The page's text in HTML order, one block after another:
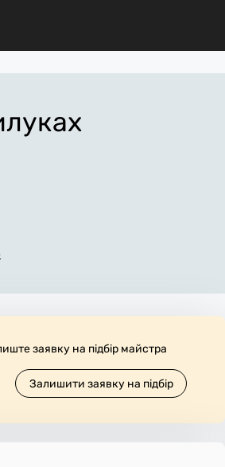
заявку на підбір майстра
Залишити заявку на підбір